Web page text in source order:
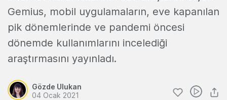
Gemius, mobil uygulamaların, eve kapanılan
pik dönemlerinde ve pandemi öncesi
dönemde kullanımlarını incelediği
araştırmasını yayınladı.
Gözde Ulukan
04 Ocak 2021